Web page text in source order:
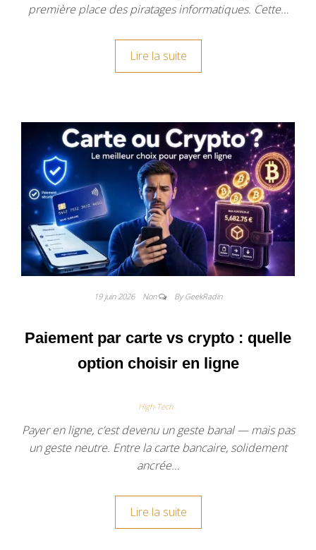
première place des piratages informatiques. Cette…
Lire la suite
19 juin 2026 Non By GeekRadin
Paiement par carte vs crypto : quelle
option choisir en ligne
High-Tech
Payer en ligne, c’est devenu un geste banal — mais pas
un geste neutre. Entre la carte bancaire, solidement
ancrée…
Lire la suite